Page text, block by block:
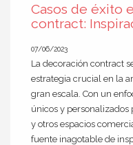
Casos de éxito
contract:
07/06/2023
La decoración contract
estrategia crucial en la
gran escala. Con un
únicos y personalizados
y otros espacios
fuente inagotable de